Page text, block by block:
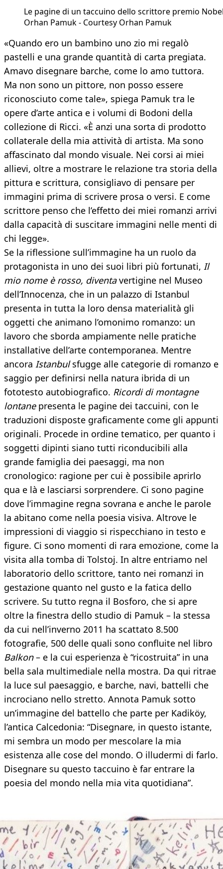
Le pagine di un taccuino dello scrittore premio
Orhan Pamuk - Courtesy Orhan Pamuk
«Quando ero un bambino uno zio mi regalò
pastelli e una grande quantità di carta pregiata.
Amavo disegnare barche, come lo amo tuttora.
Ma non sono un pittore, non posso essere
riconosciuto come tale», spiega Pamuk tra le
opere d’arte antica e i volumi di Bodoni della
collezione di Ricci. «È anzi una sorta di prodotto
collaterale della mia attività di artista. Ma sono
affascinato dal mondo visuale. Nei corsi ai miei
allievi, oltre a mostrare le relazione tra storia della
pittura e scrittura, consigliavo di pensare per
immagini prima di scrivere prosa o versi. E come
scrittore penso che l’effetto dei miei romanzi arrivi
dalla capacità di suscitare immagini nelle menti di
chi legge».
Se la riflessione sull’immagine ha un ruolo da
protagonista in uno dei suoi libri più fortunati, Il
mio nome è rosso, diventavertigine nel Museo
dell’Innocenza, che in un palazzo di Istanbul
presenta in tutta la loro densa materialità gli
oggetti che animano l’omonimo romanzo: un
lavoro che sborda ampiamente nelle pratiche
installative dell’arte contemporanea. Mentre
ancora Istanbulsfugge alle categorie di romanzo e
saggio per definirsi nella natura ibrida di un
fototesto autobiografico. Ricordi di montagne
lontane presenta le pagine dei taccuini, con le
traduzioni disposte graficamente come gli appunti
originali. Procede in ordine tematico, per quanto i
soggetti dipinti siano tutti riconducibili alla
grande famiglia dei paesaggi, ma non
cronologico: ragione per cui è possibile aprirlo
qua e là e lasciarsi sorprendere. Ci sono pagine
dove l’immagine regna sovrana e anche le parole
la abitano come nella poesia visiva. Altrove le
impressioni di viaggio si rispecchiano in testo e
figure. Ci sono momenti di rara emozione, come la
visita alla tomba di Tolstoj. In altre entriamo nel
laboratorio dello scrittore, tanto nei romanzi in
gestazione quanto nel gusto e la fatica dello
scrivere. Su tutto regna il Bosforo, che si apre
oltre la finestra dello studio di Pamuk – la stessa
da cui nell’inverno 2011 ha scattato 8.500
fotografie, 500 delle quali sono confluite nel libro
Balkon– e la cui esperienza è “ricostruita” in una
bella sala multimediale nella mostra. Da qui ritrae
la luce sul paesaggio, e barche, navi, battelli che
incrociano nello stretto. Annota Pamuk sotto
un’immagine del battello che parte per Kadiköy,
l’antica Calcedonia: “Disegnare, in questo istante,
mi sembra un modo per mescolare la mia
esistenza alle cose del mondo. O illudermi di farlo.
Disegnare su questo taccuino è far entrare la
poesia del mondo nella mia vita quotidiana”.